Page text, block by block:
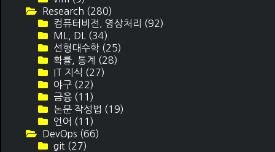
Research (280)
컴퓨터비전, 영상처리 (92)
ML, DL (34)
선형대수학 (25)
확률, 통계 (28)
IT 지식 (27)
야구 (22)
금융 (11)
논문 작성법 (19)
언어 (11)
DevOps (66)
git (27)